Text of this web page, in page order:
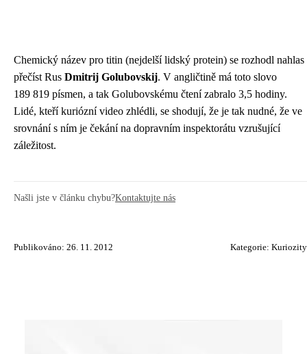
Chemický název pro titin (nejdelší lidský protein) se rozhodl nahlas
přečíst Rus Dmitrij Golubovskij. V angličtině má toto slovo
189 819 písmen, a tak Golubovskému čtení zabralo 3,5 hodiny.
Lidé, kteří kuriózní video zhlédli, se shodují, že je tak nudné, že ve
srovnání s ním je čekání na dopravním inspektorátu vzrušující
záležitost.
Našli jste v článku chybu?Kontaktujte nás
Publikováno: 26. 11. 2012 Kategorie: Kuriozity